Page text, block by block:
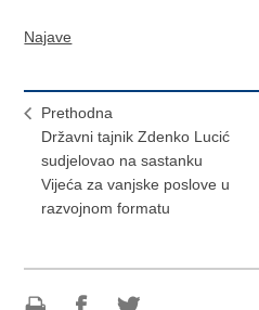
Najave
Prethodna
Državni tajnik Zdenko Lucić
sudjelovao na sastanku
Vijeća za vanjske poslove u
razvojnom formatu